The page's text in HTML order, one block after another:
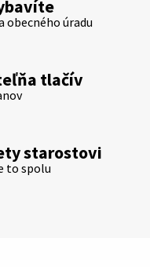
obecného úradu
tlačív
starostovi
to spolu